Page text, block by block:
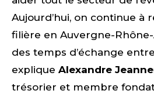
Aujourd’hui, on continue à
filière en Auvergne-
des temps d’échange
explique Alexandre
trésorier et membre